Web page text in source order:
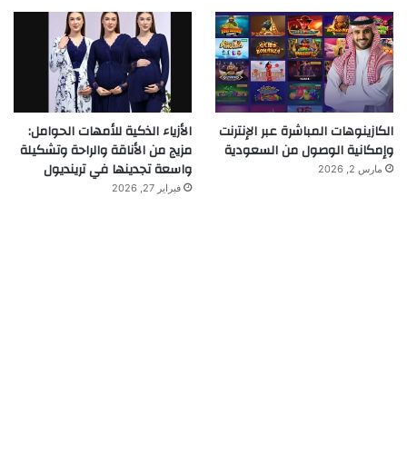
الكازينوهات المباشرة عبر الإنترنت
وإمكانية الوصول من السعودية
مارس 2, 2026
الأزياء الذكية للأمهات الحوامل:
مزيج من الأناقة والراحة وتشكيلة
واسعة تجدينها في ترينديول
فبراير 27, 2026